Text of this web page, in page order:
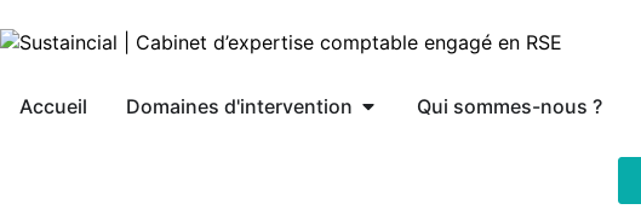
Accueil Domaines d'intervention Qui sommes-nous ?